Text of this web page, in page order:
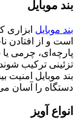
بند موبایل
بند موبایل
است و از افتادن
پارچه‌ای، چرمی یا
تزئینی ترکیب
بند موبایل
دستگاه را آسان
انواع آویز